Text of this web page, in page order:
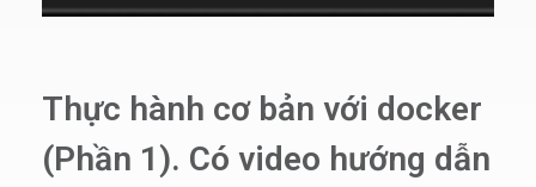
Thực hành cơ bản với docker
(Phần 1). Có video hướng dẫn